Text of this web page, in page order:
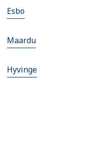
Esbo
Maardu
Hyvinge